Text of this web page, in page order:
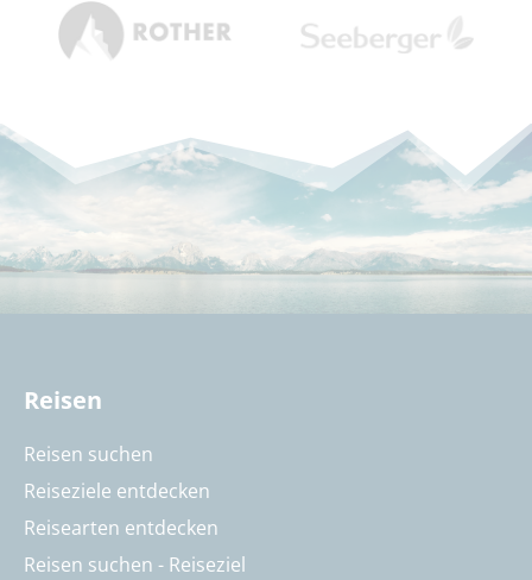
Reisen
Reisen suchen
Reiseziele entdecken
Reisearten entdecken
Reisen suchen - Reiseziel